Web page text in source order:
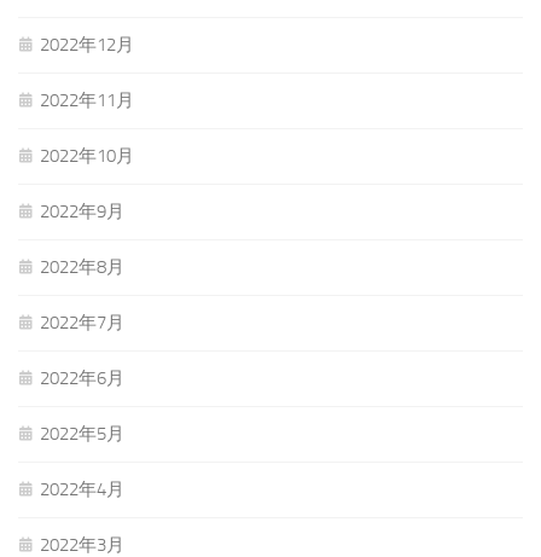
2022年12月
2022年11月
2022年10月
2022年9月
2022年8月
2022年7月
2022年6月
2022年5月
2022年4月
2022年3月